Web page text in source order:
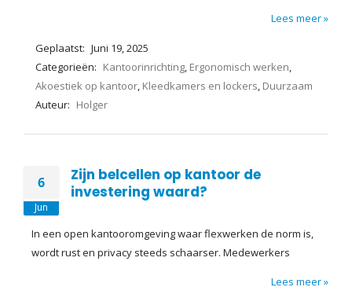
Lees meer »
Geplaatst: Juni 19, 2025
Categorieën: Kantoorinrichting Ergonomisch werken
Akoestiek op kantoor Kleedkamers en lockers Duurzaam
Auteur: Holger
6
Jun
Zijn belcellen op kantoor de
investering waard?
In een open kantooromgeving waar flexwerken de norm is,
wordt rust en privacy steeds schaarser. Medewerkers
Lees meer »